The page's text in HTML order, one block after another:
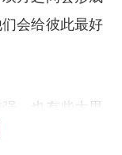
会给彼此最好
，也有些大男
子座的男生是